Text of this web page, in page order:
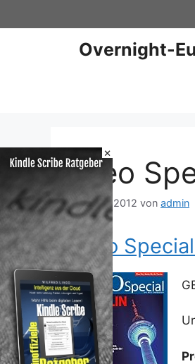
×
Inhalt
Overnight-
Geo
21. Juli 2012 von admin
Geo